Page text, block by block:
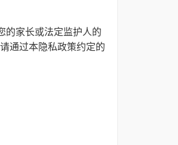
的家长或法定监护人的
通过本隐私政策约定的